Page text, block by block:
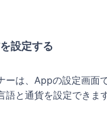
設定する
ーは、Appの設定画面
語と通貨を設定できます